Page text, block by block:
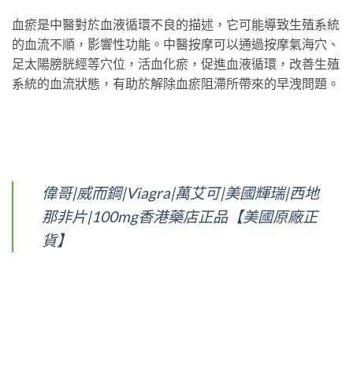
血瘀是中醫對於血液循環不良的描述，它可能導致生殖系統
的血流不順，影響性功能。中醫按摩可以通過按摩氣海穴、
足太陽膀胱經等穴位，活血化瘀，促進血液循環，改善生殖
系統的血流狀態，有助於解除血瘀阻滯所帶來的早洩問題。
偉哥|威而鋼|Viagra|萬艾可|美國輝瑞|西地
那非片|100mg香港藥店正品【美國原廠正
貨】